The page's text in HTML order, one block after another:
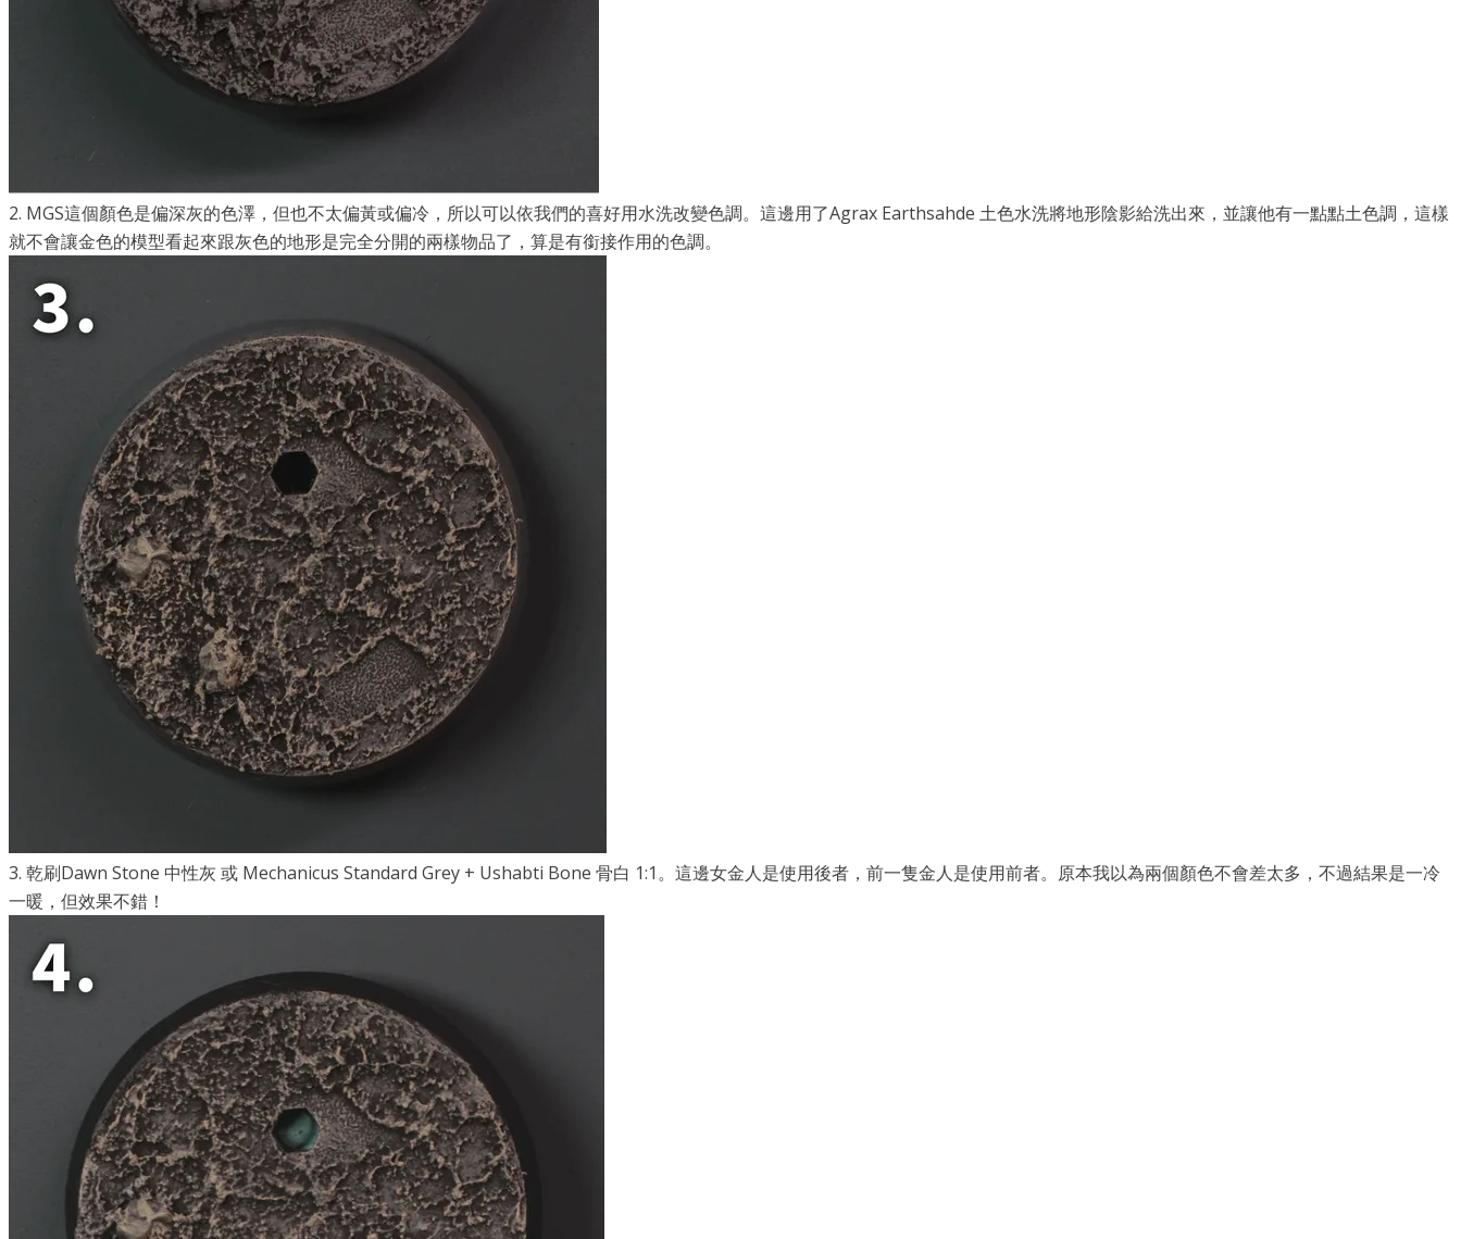
2. MGS這個顏色是偏深灰的色澤，但也不太偏黃或偏冷，所以可以依我們的喜好用水洗改變色調。這邊用了Agrax Earthsahde 土色水洗將地形陰影給洗出來，並讓他有一點點土色調，這樣
就不會讓金色的模型看起來跟灰色的地形是完全分開的兩樣物品了，算是有銜接作用的色調。
3. 乾刷Dawn Stone 中性灰 或 Mechanicus Standard Grey + Ushabti Bone 骨白 1:1。這邊女金人是使用後者，前一隻金人是使用前者。原本我以為兩個顏色不會差太多，不過結果是一冷
一暖，但效果不錯！